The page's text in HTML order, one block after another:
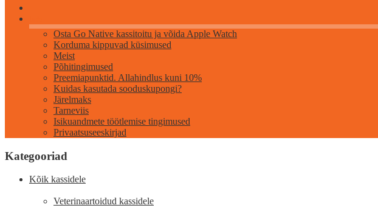
Osta Go Native kassitoitu ja võida Apple Watch
Korduma kippuvad küsimused
Meist
Põhitingimused
Preemiapunktid. Allahindlus kuni 10%
Kuidas kasutada sooduskupongi?
Järelmaks
Tarneviis
Isikuandmete töötlemise tingimused
Privaatsuseeskirjad
Kategooriad
Kõik kassidele
Veterinaartoidud kassidele